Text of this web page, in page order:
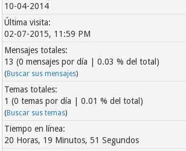
10-04-2014
Última visita:
02-07-2015, 11:59 PM
Mensajes totales:
13 (0 mensajes por día | 0.03 % del total)
(Buscar sus mensajes)
Temas totales:
1 (0 temas por día | 0.01 % del total)
(Buscar sus temas)
Tiempo en línea:
20 Horas, 19 Minutos, 51 Segundos